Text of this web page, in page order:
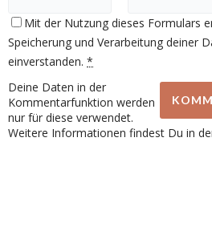
Mit der Nutzung dieses Formulars
Speicherung und Verarbeitung deiner
einverstanden. *
Deine Daten in der
Kommentarfunktion werden
nur für diese verwendet.
Weitere Informationen findest Du in